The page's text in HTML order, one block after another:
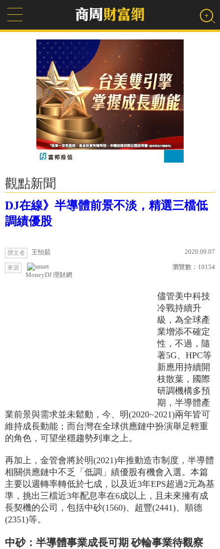
觀點新聞
DJ在線》半導體前景不淡，精選三檔低
調績優股
撰文者 王怡茹 2020.09.07
來源
MoneyDJ 理財網
瀏覽數： 10154
儘管美中科技
冷戰持續升
級，為全球產
業增添不確定
性，不過，隨
著5G、HPC等
新應用持續開
枝散葉，國際
研調機構多預
期，半導體產
業前景與需求並未鬆動，今、明(2020~2021)兩年皆可
維持成長動能；而台灣在全球供應鏈中扮演舉足輕重
的角色，可望坐穩趨勢列車之上。
再加上，金管會將於明(2021)年推動造市制度，半導體
相關供應鏈中不乏「低調」績優股有機會入選。本篇
主要以週轉率轉低於七成，以及近3年EPS超過2元為基
準，挑出三檔近3年配息率在6成以上，且未來擁有成
長契機的公司，包括中砂(1560)、超豐(2441)、順德
(2351)等。
中砂：半導體事業成長可期 砂輪事業待觀察